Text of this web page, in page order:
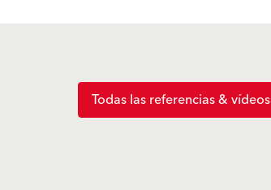
Todas las referencias & vídeos